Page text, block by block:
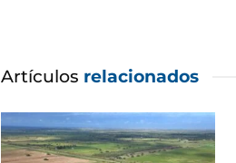
Artículos relacionados